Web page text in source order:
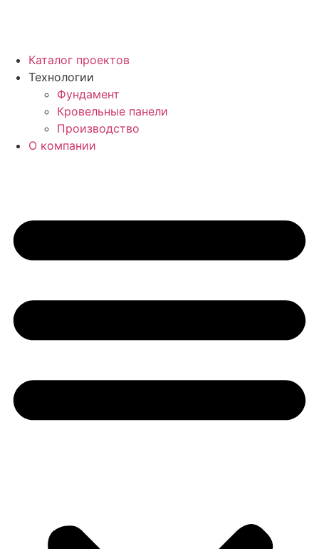
Каталог проектов
Технологии
Фундамент
Кровельные панели
Производство
О компании